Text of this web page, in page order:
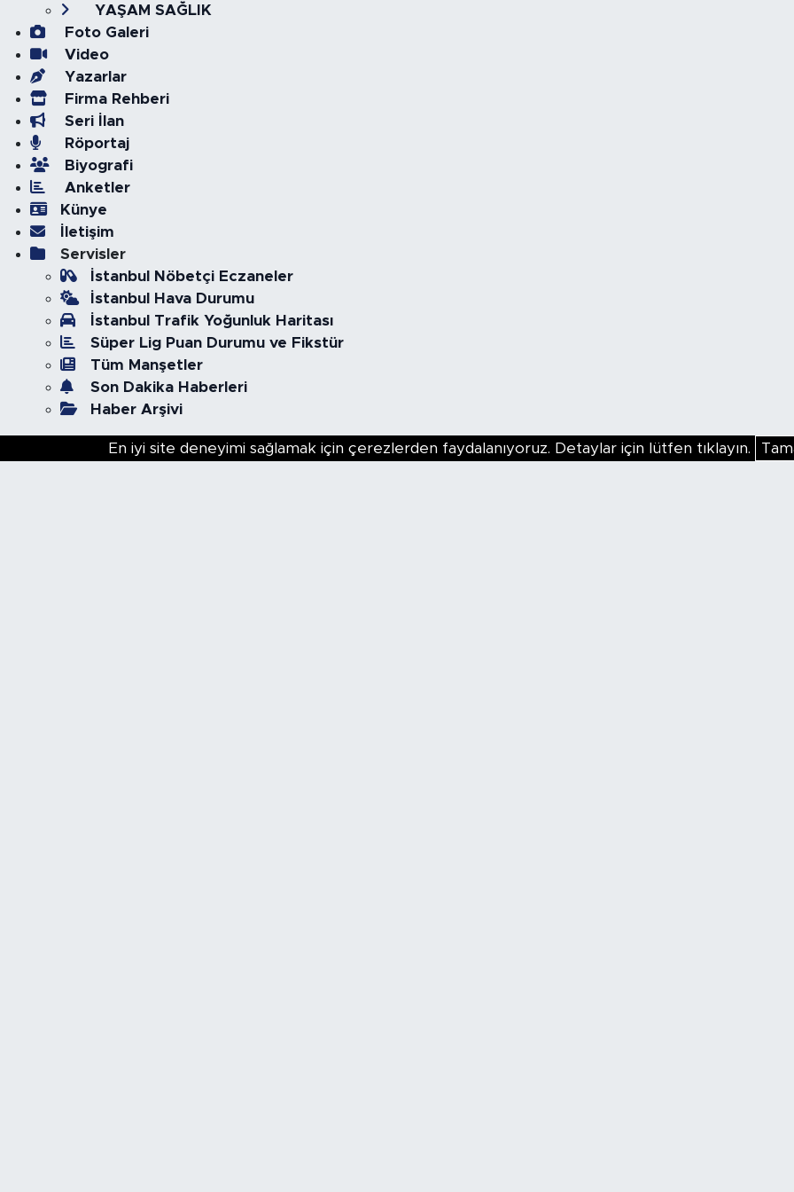
YAŞAM SAĞLIK
Foto Galeri
Video
Yazarlar
Firma Rehberi
Seri İlan
Röportaj
Biyografi
Anketler
Künye
İletişim
Servisler
İstanbul Nöbetçi Eczaneler
İstanbul Hava Durumu
İstanbul Trafik Yoğunluk Haritası
Süper Lig Puan Durumu ve Fikstür
Tüm Manşetler
Son Dakika Haberleri
Haber Arşivi
En iyi site deneyimi sağlamak için çerezlerden faydalanıyoruz. Detaylar için lütfen tıklayın.